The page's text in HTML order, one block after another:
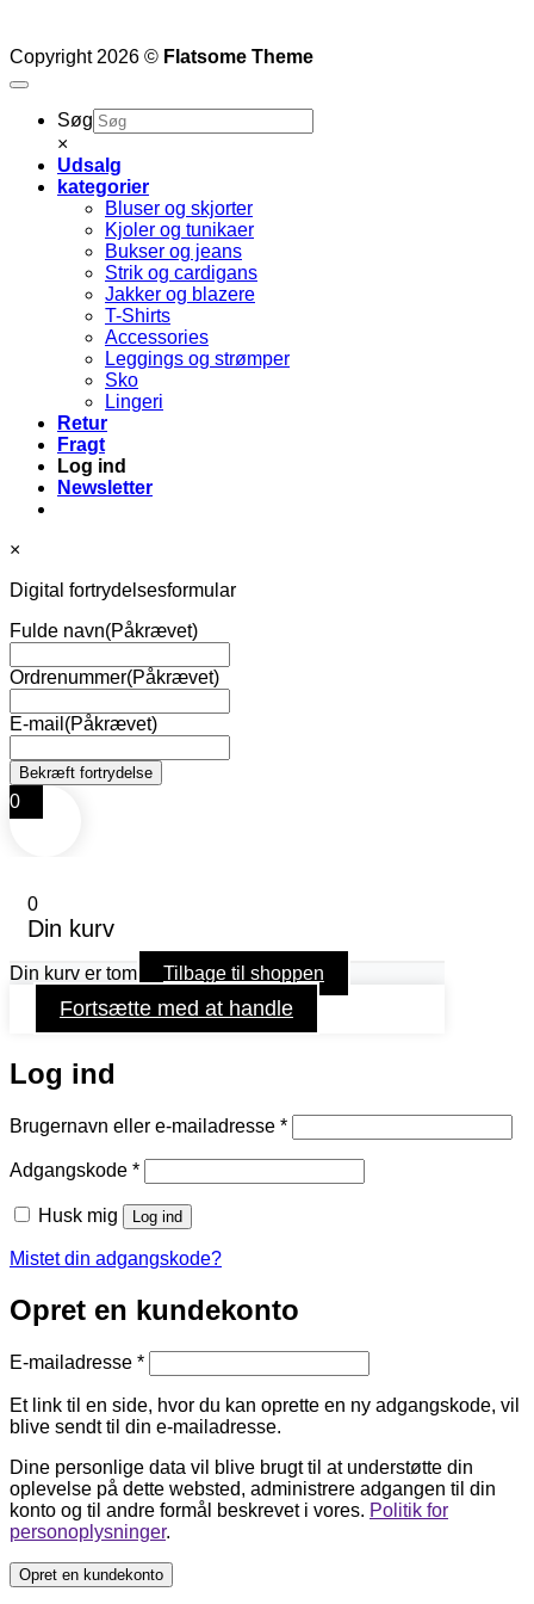
Copyright 2026 © Flatsome Theme
Søg
×
Udsalg
kategorier
Bluser og skjorter
Kjoler og tunikaer
Bukser og jeans
Strik og cardigans
Jakker og blazere
T-Shirts
Accessories
Leggings og strømper
Sko
Lingeri
Retur
Fragt
Log ind
Newsletter
×
Digital fortrydelsesformular
Fulde navn(Påkrævet)
Ordrenummer(Påkrævet)
E-mail (Påkrævet)
0
0
Din kurv
Din kurv er tom Tilbage til shoppen
Fortsætte med at handle
Log ind
Brugernavn eller e-mailadresse *Påkrævet
Adgangskode *Påkrævet
Husk mig Log ind
Mistet din adgangskode?
Opret en kundekonto
E-mailadresse *Påkrævet
Et link til en side, hvor du kan oprette en ny adgangskode, vil
blive sendt til din e-mailadresse.
Dine personlige data vil blive brugt til at understøtte din
oplevelse på dette websted, administrere adgangen til din
konto og til andre formål beskrevet i vores. Politik for
personoplysninger.
Opret en kundekonto